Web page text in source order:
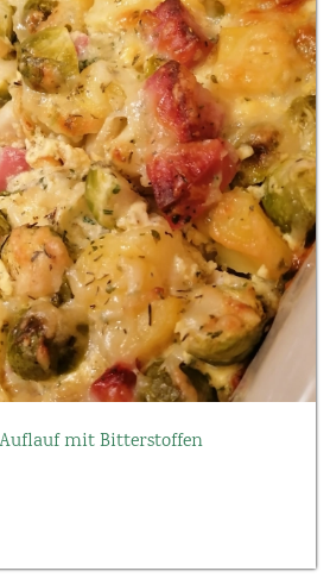
mit Bitterstoffen